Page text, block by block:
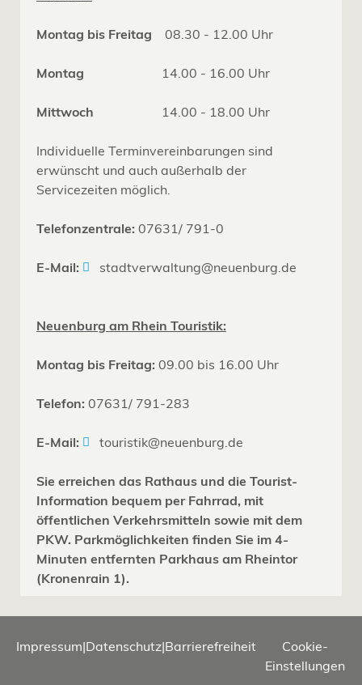
Montag bis Freitag 08.30 - 12.00 Uhr
Montag 14.00 - 16.00 Uhr
Mittwoch 14.00 - 18.00 Uhr
Individuelle Terminvereinbarungen sind
erwünscht und auch außerhalb der
Servicezeiten möglich.
Telefonzentrale: 07631/ 791-0
E-Mail: stadtverwaltung@neuenburg.de
Neuenburg am Rhein Touristik:
Montag bis Freitag: 09.00 bis 16.00 Uhr
Telefon: 07631/ 791-283
E-Mail: touristik@neuenburg.de
Sie erreichen das Rathaus und die Tourist-
Information bequem per Fahrrad, mit
öffentlichen Verkehrsmitteln sowie mit dem
PKW. Parkmöglichkeiten finden Sie im 4-
Minuten entfernten Parkhaus am Rheintor
(Kronenrain 1).
Impressum|Datenschutz|Barrierefreiheit
Cookie-
Einstellungen